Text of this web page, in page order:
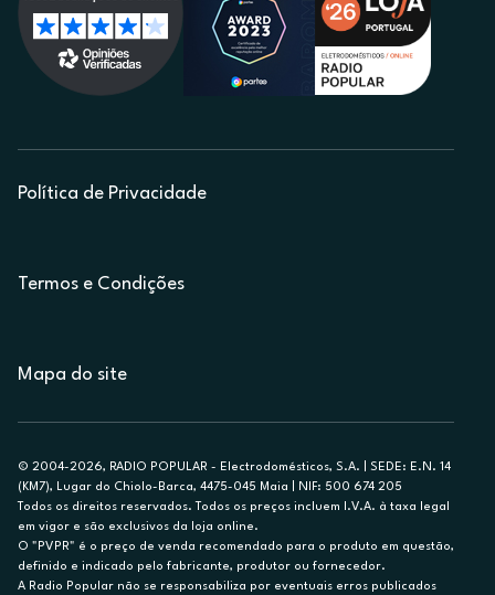
Política de Privacidade
Termos e Condições
Mapa do site
© 2004-2026, RADIO POPULAR - Electrodomésticos, S.A. | SEDE: E.N. 14
(KM7), Lugar do Chiolo-Barca, 4475-045 Maia | NIF: 500 674 205
Todos os direitos reservados. Todos os preços incluem I.V.A. à taxa legal
em vigor e são exclusivos da loja online.
O "PVPR" é o preço de venda recomendado para o produto em questão,
definido e indicado pelo fabricante, produtor ou fornecedor.
A Radio Popular não se responsabiliza por eventuais erros publicados